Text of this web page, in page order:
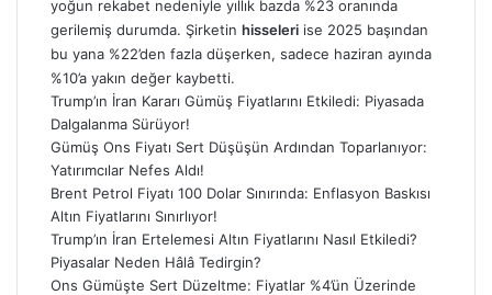
yoğun rekabet nedeniyle yıllık bazda %23 oranında
gerilemiş durumda. Şirketin hisseleri ise 2025 başından
bu yana %22’den fazla düşerken, sadece haziran ayında
%10’a yakın değer kaybetti.
Trump’ın İran Kararı Gümüş Fiyatlarını Etkiledi: Piyasada
Dalgalanma Sürüyor!
Gümüş Ons Fiyatı Sert Düşüşün Ardından Toparlanıyor:
Yatırımcılar Nefes Aldı!
Brent Petrol Fiyatı 100 Dolar Sınırında: Enflasyon Baskısı
Altın Fiyatlarını Sınırlıyor!
Trump’ın İran Ertelemesi Altın Fiyatlarını Nasıl Etkiledi?
Piyasalar Neden Hâlâ Tedirgin?
Ons Gümüşte Sert Düzeltme: Fiyatlar %4’ün Üzerinde